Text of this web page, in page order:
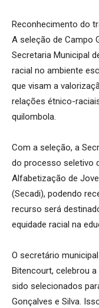
Reconhecimento do
A seleção de Campo
Secretaria Municipal
racial no ambiente
que visam a
relações étnico-
quilombola.
Com a seleção, a
do processo seletivo
Alfabetização de
(Secadi), podendo
recurso será
equidade racial na
O secretário
Bitencourt, celebrou
sido selecionados
Gonçalves e Silva.